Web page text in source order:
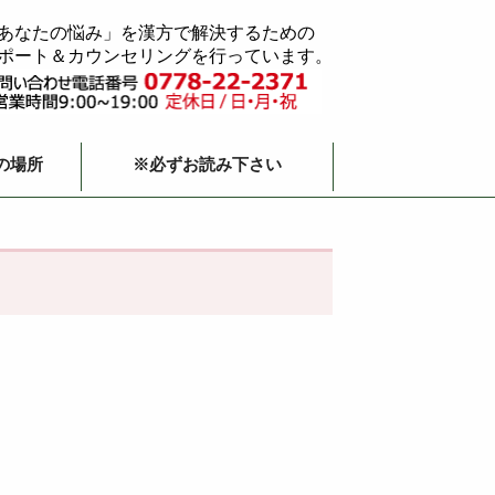
なたの悩み」を漢方で解決するための
ート＆カウンセリングを行っています。
場所 ※必ずお読み下さい